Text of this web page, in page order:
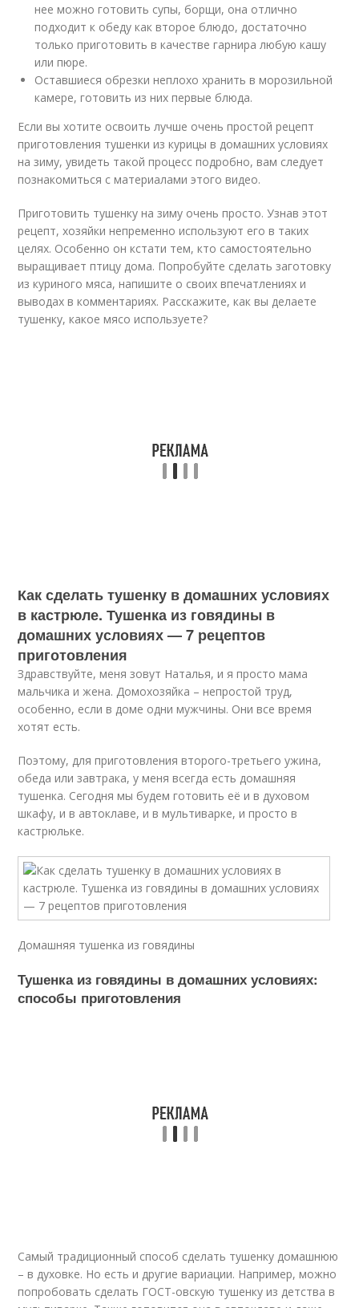
нее можно готовить супы, борщи, она отлично
подходит к обеду как второе блюдо, достаточно
только приготовить в качестве гарнира любую кашу
или пюре.
Оставшиеся обрезки неплохо хранить в морозильной
камере, готовить из них первые блюда.
Если вы хотите освоить лучше очень простой рецепт
приготовления тушенки из курицы в домашних условиях
на зиму, увидеть такой процесс подробно, вам следует
познакомиться с материалами этого видео.
Приготовить тушенку на зиму очень просто. Узнав этот
рецепт, хозяйки непременно используют его в таких
целях. Особенно он кстати тем, кто самостоятельно
выращивает птицу дома. Попробуйте сделать заготовку
из куриного мяса, напишите о своих впечатлениях и
выводах в комментариях. Расскажите, как вы делаете
тушенку, какое мясо используете?
Как сделать тушенку в домашних условиях
в кастрюле. Тушенка из говядины в
домашних условиях — 7 рецептов
приготовления
Здравствуйте, меня зовут Наталья, и я просто мама
мальчика и жена. Домохозяйка – непростой труд,
особенно, если в доме одни мужчины. Они все время
хотят есть.
Поэтому, для приготовления второго-третьего ужина,
обеда или завтрака, у меня всегда есть домашняя
тушенка. Сегодня мы будем готовить её и в духовом
шкафу, и в автоклаве, и в мультиварке, и просто в
кастрюльке.
Домашняя тушенка из говядины
Тушенка из говядины в домашних условиях:
способы приготовления
Самый традиционный способ сделать тушенку домашнюю
– в духовке. Но есть и другие вариации. Например, можно
попробовать сделать ГОСТ-овскую тушенку из детства в